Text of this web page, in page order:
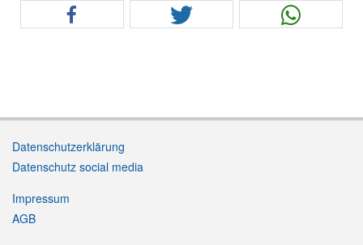
Datenschutzerklärung
Datenschutz social media
Impressum
AGB